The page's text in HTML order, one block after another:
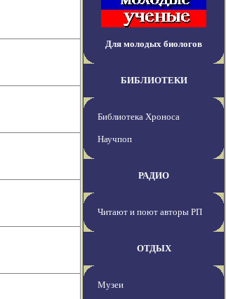
Для молодых биологов
БИБЛИОТЕКИ
Библиотека Хроноса
Научпоп
РАДИО
Читают и поют авторы РП
ОТДЫХ
Музеи